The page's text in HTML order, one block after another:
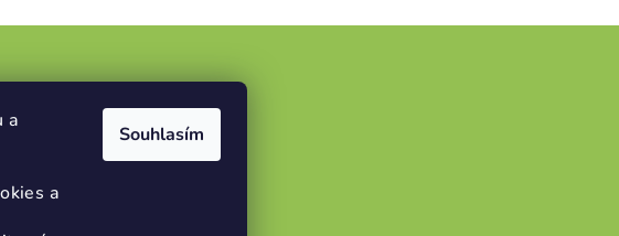
a
a
Souhlasím
online